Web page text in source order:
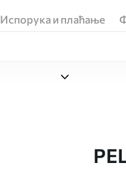
Испорука и плаћање